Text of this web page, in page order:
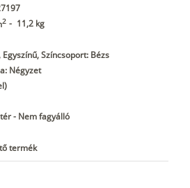
2 - 11,2 kg
Egyszínű, Színcsoport: Bézs
Négyzet
- Nem fagyálló
termék